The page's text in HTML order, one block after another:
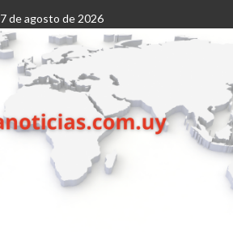
7 de agosto de 2026